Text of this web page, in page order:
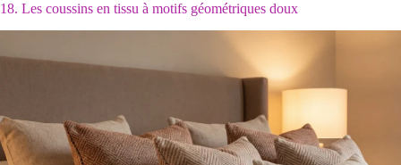
18. Les coussins en tissu à motifs géométriques doux